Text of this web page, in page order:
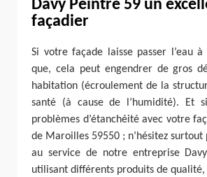
Davy Peintre 59 un
façadier
Si votre façade laisse passer l’eau
que, cela peut engendrer de gros
habitation (écroulement de la
santé (à cause de l’humidité). Et
problèmes d’étanchéité avec votre
de Maroilles 59550 ; n’hésitez surtout
au service de notre entreprise
utilisant différents produits de